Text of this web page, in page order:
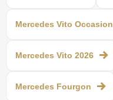
Mercedes Vito Occasion
Mercedes Vito 2026
Mercedes Fourgon